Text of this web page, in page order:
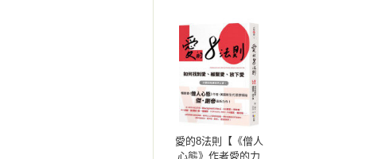
愛的8法則【《僧人
心態》作者愛的力